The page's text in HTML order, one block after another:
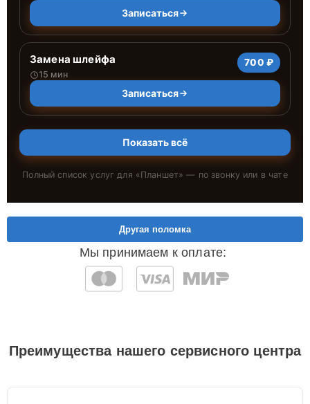
Записаться
Замена шлейфа
15 мин
700 ₽
Записаться
Показать всё
Полный список услуг для «Планшет» — по звонку или в чате
Мы принимаем к оплате:
Другая поломка
Преимущества нашего сервисного центра